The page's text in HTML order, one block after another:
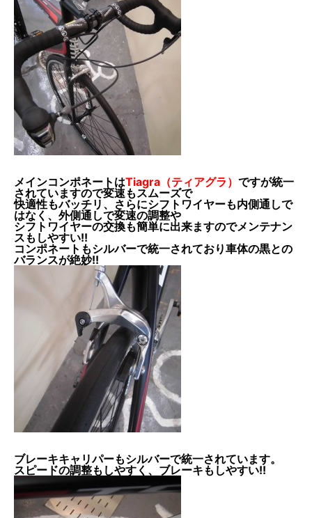
メインコンポネートはTiagra（ティアグラ） ですが統一
されていますので変速もスムーズで
快適性もバッチリ、さらにシフトワイヤーも内側通しで
はなく、外側通しで変速の調整や
シフトワイヤーの交換も簡単に出来ますのでメンテナン
スもしやすい!!
コンポネートもシルバーで統一されており車体の黒との
バランスが絶妙!!
ブレーキキャリパーもシルバーで統一されています。
スピードの調整もしやすく、ブレーキもしやすい!!